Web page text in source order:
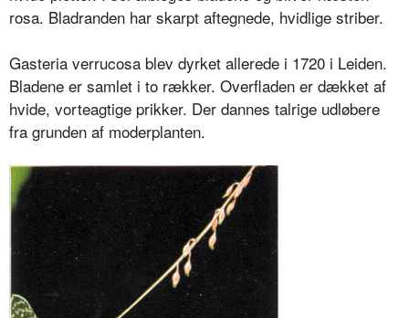
rosa. Bladranden har skarpt aftegnede, hvidlige striber.
Gasteria verrucosa blev dyrket allerede i 1720 i Leiden.
Bladene er samlet i to rækker. Overfladen er dækket af
hvi­de, vorteagtige prikker. Der dannes talrige udløbere
fra grunden af moder­planten.